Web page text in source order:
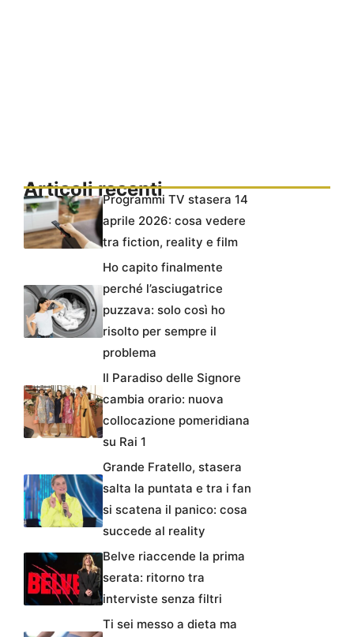
Articoli recentiProgrammi TV stasera 14
aprile 2026: cosa vedere
tra fiction, reality e film
Ho capito finalmente
perché l’asciugatrice
puzzava: solo così ho
risolto per sempre il
problema
Il Paradiso delle Signore
cambia orario: nuova
collocazione pomeridiana
su Rai 1
Grande Fratello, stasera
salta la puntata e tra i fan
si scatena il panico: cosa
succede al reality
Belve riaccende la prima
serata: ritorno tra
interviste senza filtri
Ti sei messo a dieta ma